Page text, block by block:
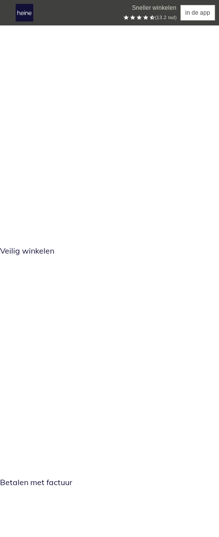
Sneller winkelen
(13.2 tsd)
in de app
Veilig winkelen
Betalen met factuur